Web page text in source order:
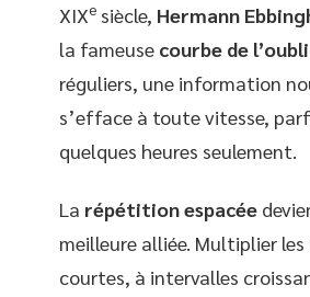
XIXe siècle, Hermann
la fameuse courbe de l’oubli
réguliers, une information
s’efface à toute vitesse,
quelques heures seulement.
La répétition espacée
meilleure alliée. Multiplier les
courtes, à intervalles